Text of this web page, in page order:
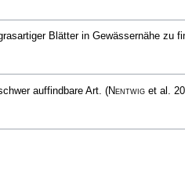
Blätter in Gewässernähe zu
auffindbare Art. (Nentwiget al.